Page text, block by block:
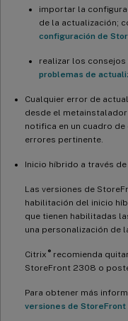
importar la
de la actualización;
configuración de
realizar los
problemas de
Cualquier error de
desde el
notifica en un cuadro
errores pertinente.
Inicio híbrido a través
Las versiones de
habilitación del inicio
que tienen habilitadas
una personalización de
Citrix ®recomienda
StoreFront 2308 o
Para obtener más
versiones de